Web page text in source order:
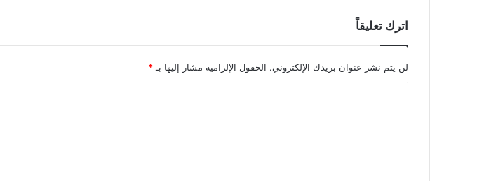
اترك تعليقاً
لن يتم نشر عنوان بريدك الإلكتروني. الحقول الإلزامية مشار إليها بـ *